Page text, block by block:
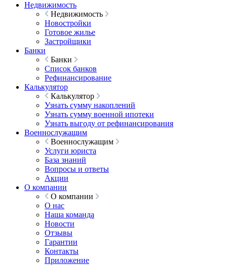
Недвижимость
Недвижимость
Новостройки
Готовое жилье
Застройщики
Банки
Банки
Список банков
Рефинансирование
Калькулятор
Калькулятор
Узнать сумму накоплений
Узнать сумму военной ипотеки
Узнать выгоду от рефинансирования
Военнослужащим
Военнослужащим
Услуги юриста
База знаний
Вопросы и ответы
Акции
О компании
О компании
О нас
Наша команда
Новости
Отзывы
Гарантии
Контакты
Приложение